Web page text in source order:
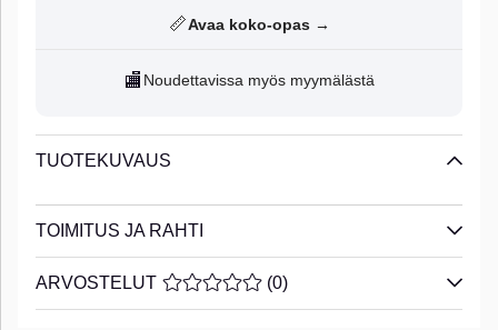
📏Avaa koko-opas →
🏬 Noudettavissa myös myymälästä
TUOTEKUVAUS
TOIMITUS JA RAHTI
ARVOSTELUT KESKIARVOLUOKITUS 0 / 5
(0)